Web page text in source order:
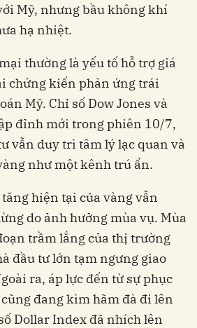
Mỹ, nhưng bầu không khí
hạ nhiệt.
thường là yếu tố hỗ trợ giá
chứng kiến phản ứng trái
Mỹ. Chỉ số Dow Jones và
đỉnh mới trong phiên 10/7,
vẫn duy trì tâm lý lạc quan và
như một kênh trú ẩn.
hiện tại của vàng vẫn
do ảnh hưởng mùa vụ. Mùa
trầm lắng của thị trường
đầu tư lớn tạm ngưng giao
ra, áp lực đến từ sự phục
đang kìm hãm đà đi lên
Dollar Index đã nhích lên